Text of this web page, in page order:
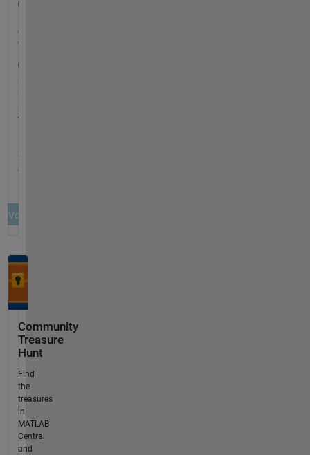
Community
Treasure
Hunt
Find
the
treasures
in
MATLAB
Central
and